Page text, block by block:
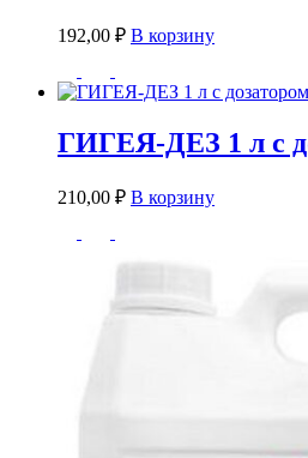
192,00 ₽ В корзину
ГИГЕЯ-ДЕЗ 1 л с
210,00 ₽ В корзину